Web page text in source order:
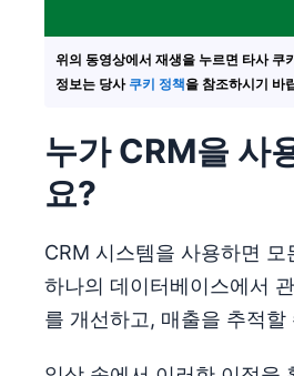
위의 동영상에서 재생을 누르면 타사 쿠
정보는 당사 쿠키 정책을 참조하시기 바
누가 CRM을 사
요?
CRM 시스템을 사용하면 모
하나의 데이터베이스에서
를 개선하고, 매출을 추적할